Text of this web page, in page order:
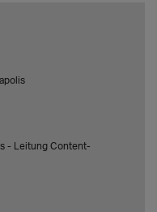
- Leitung Content-